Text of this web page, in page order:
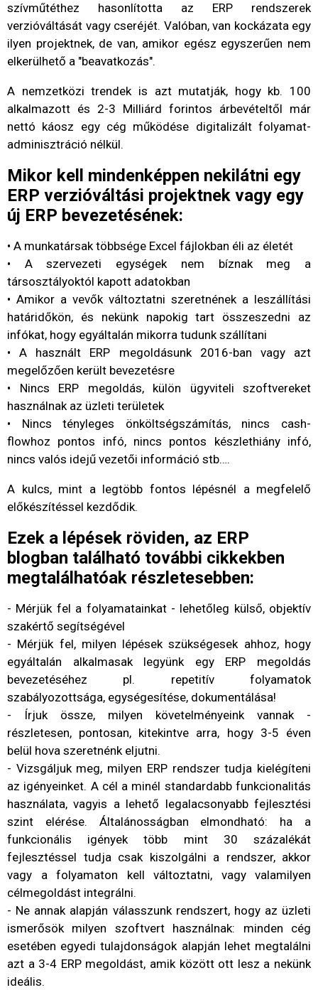
szívműtéthez hasonlította az ERP rendszerek
verzióváltását vagy cseréjét. Valóban, van kockázata egy
ilyen projektnek, de van, amikor egész egyszerűen nem
elkerülhető a "beavatkozás".
A nemzetközi trendek is azt mutatják, hogy kb. 100
alkalmazott és 2-3 Milliárd forintos árbevételtől már
nettó káosz egy cég működése digitalizált folyamat-
adminisztráció nélkül.
Mikor kell mindenképpen nekilátni egy
ERP verzióváltási projektnek vagy egy
új ERP bevezetésének:
• A munkatársak többsége Excel fájlokban éli az életét
• A szervezeti egységek nem bíznak meg a
társosztályoktól kapott adatokban
• Amikor a vevők változtatni szeretnének a leszállítási
határidőkön, és nekünk napokig tart összeszedni az
infókat, hogy egyáltalán mikorra tudunk szállítani
• A használt ERP megoldásunk 2016-ban vagy azt
megelőzően került bevezetésre
• Nincs ERP megoldás, külön ügyviteli szoftvereket
használnak az üzleti területek
• Nincs tényleges önköltségszámítás, nincs cash-
flowhoz pontos infó, nincs pontos készlethiány infó,
nincs valós idejű vezetői információ stb….
A kulcs, mint a legtöbb fontos lépésnél a megfelelő
előkészítéssel kezdődik.
Ezek a lépések röviden, az ERP
blogban található további cikkekben
megtalálhatóak részletesebben:
- Mérjük fel a folyamatainkat - lehetőleg külső, objektív
szakértő segítségével
- Mérjük fel, milyen lépések szükségesek ahhoz, hogy
egyáltalán alkalmasak legyünk egy ERP megoldás
bevezetéséhez pl. repetitív folyamatok
szabályozottsága, egységesítése, dokumentálása!
- Írjuk össze, milyen követelményeink vannak -
részletesen, pontosan, kitekintve arra, hogy 3-5 éven
belül hova szeretnénk eljutni.
- Vizsgáljuk meg, milyen ERP rendszer tudja kielégíteni
az igényeinket. A cél a minél standardabb funkcionalitás
használata, vagyis a lehető legalacsonyabb fejlesztési
szint elérése. Általánosságban elmondható: ha a
funkcionális igények több mint 30 százalékát
fejlesztéssel tudja csak kiszolgálni a rendszer, akkor
vagy a folyamaton kell változtatni, vagy valamilyen
célmegoldást integrálni.
- Ne annak alapján válasszunk rendszert, hogy az üzleti
ismerősök milyen szoftvert használnak: minden cég
esetében egyedi tulajdonságok alapján lehet megtalálni
azt a 3-4 ERP megoldást, amik között ott lesz a nekünk
ideális.